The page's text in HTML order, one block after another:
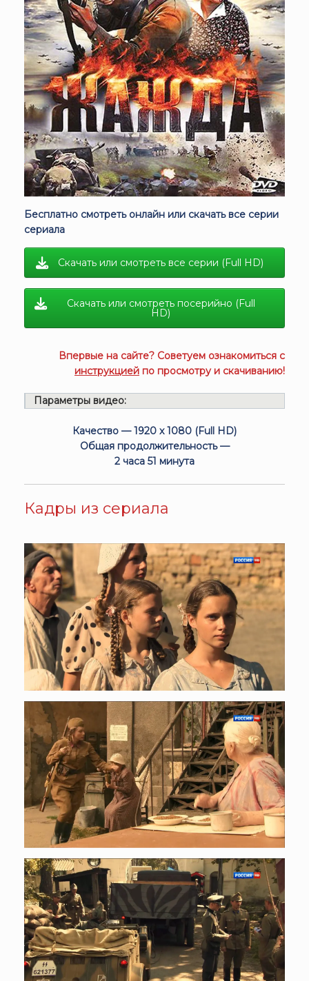
Бесплатно смотреть онлайн или скачать все серии
сериала
Скачать или смотреть все серии (Full HD)
Скачать или смотреть посерийно (Full
HD)
Впервые на сайте? Советуем ознакомиться с
инструкцией по просмотру и скачиванию!
Параметры видео:
Качество — 1920 x 1080 (Full HD)
Общая продолжительность —
2 часа 51 минута
Кадры из сериала